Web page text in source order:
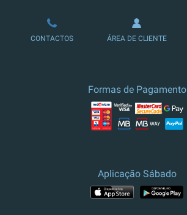
CONTACTOS ÁREA DE CLIENTE
Formas de Pagamento
Aplicação Sábado